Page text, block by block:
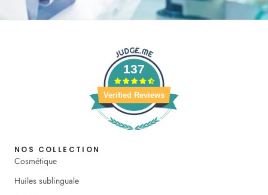
137
Verified Reviews
NOS COLLECTION
Cosmétique
Huiles sublinguale